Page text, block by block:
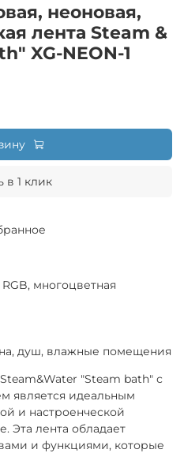
неоновая,
лента Steam &
XG-NEON-1
в 1 клик
многоцветная
душ, влажные помещения
"Steam bath" с
является идеальным
и настроенческой
Эта лента обладает
и функциями, которые